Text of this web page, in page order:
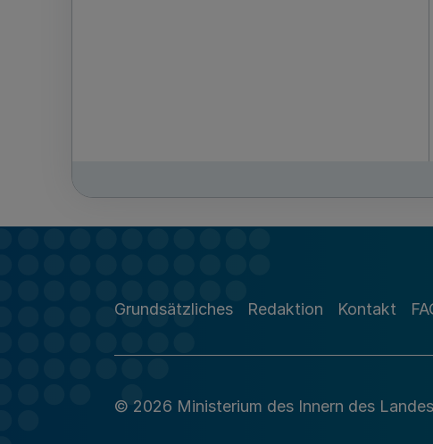
Grundsätzliches Redaktion Kontakt
© 2026 Ministerium des Innern des